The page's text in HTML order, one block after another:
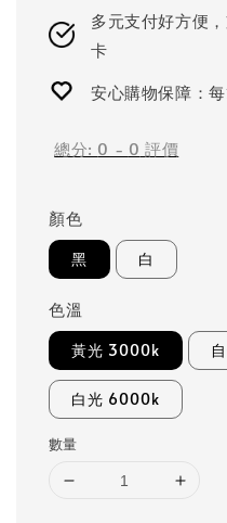
多元支付好方便
卡
安心購物保障：
總分: 0 - 0 評價
顏色
黑 白
色溫
黃光 3000k
白光 6000k
數量